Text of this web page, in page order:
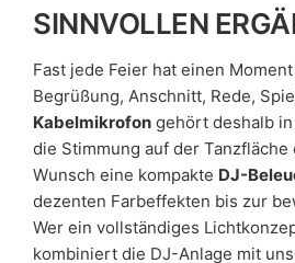
SINNVOLLEN
Fast jede Feier hat einen
Begrüßung, Anschnitt, Rede,
Kabelmikrofon gehört deshalb
die Stimmung auf der
Wunsch eine kompakte DJ-
dezenten Farbeffekten bis zur
Wer ein vollständiges
kombiniert die DJ-Anlage mit